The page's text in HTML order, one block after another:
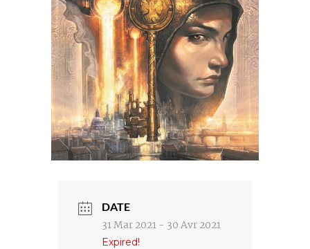
DATE
31 Mar 2021 - 30 Avr 2021
Expired!